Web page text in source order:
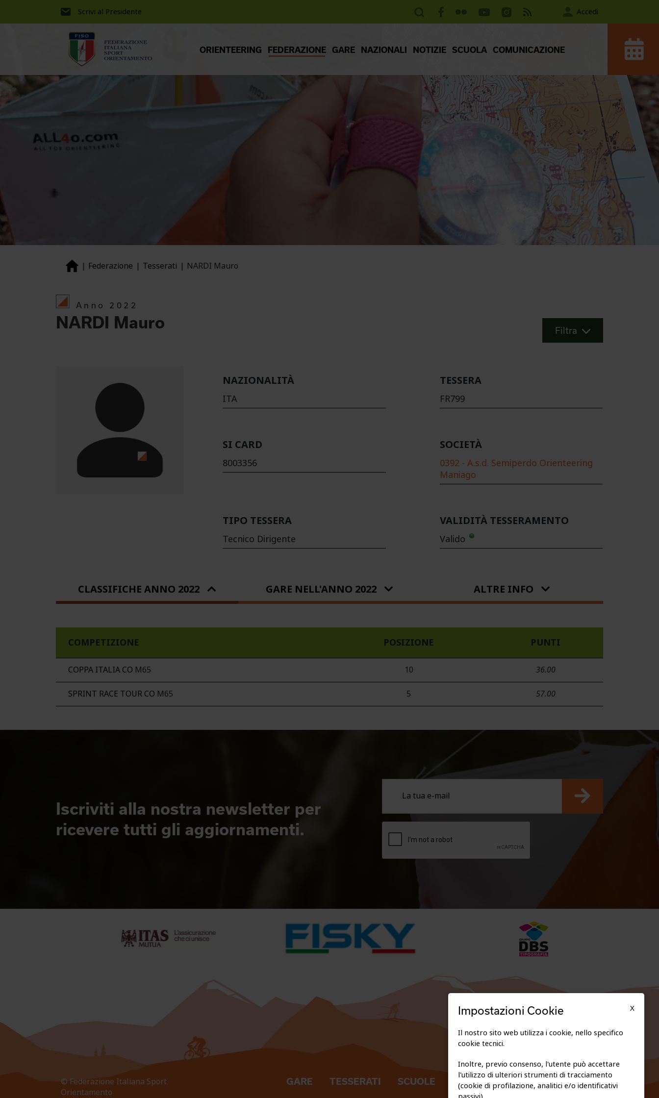
Scrivi al Presidente Accedi
ORIENTEERING FEDERAZIONE GARE NAZIONALI NOTIZIE SCUOLA COMUNICAZIONE
Federazione Tesserati NARDI Mauro
Anno 2022
NARDI Mauro Filtra
NAZIONALITÀ
ITA
TESSERA
FR799
SI CARD
8003356
SOCIETÀ
0392 - A.s.d. Semiperdo Orienteering
Maniago
TIPO TESSERA
Tecnico Dirigente
VALIDITÀ TESSERAMENTO
Valido
CLASSIFICHE ANNO 2022 GARE NELL'ANNO 2022 ALTRE INFO
COMPETIZIONE POSIZIONE PUNTI
COPPA ITALIA CO M65 10 36.00
SPRINT RACE TOUR CO M65 5 57.00
Iscriviti alla nostra newsletter per
ricevere tutti gli aggiornamenti.
© Federazione Italiana Sport
Orientamento
GARE TESSERATI SCUOLE
FEDERAZIONE TRASPARENTE
PRIVACY E COOKIE POLICY
X
Impostazioni Cookie
Il nostro sito web utilizza i cookie, nello specifico
cookie tecnici.
Inoltre, previo consenso, l'utente può accettare
l'utilizzo di ulteriori strumenti di tracciamento
(cookie di profilazione, analitici e/o identificativi